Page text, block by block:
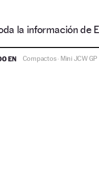
la información de
EN Compactos· Mini JCW